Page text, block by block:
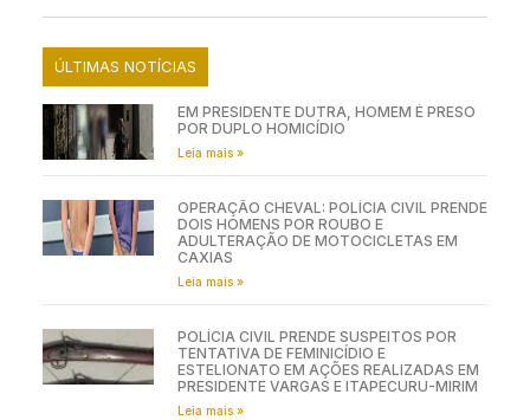
ÚLTIMAS NOTÍCIAS
EM PRESIDENTE DUTRA, HOMEM É PRESO
POR DUPLO HOMICÍDIO
Leia mais »
OPERAÇÃO CHEVAL: POLÍCIA CIVIL PRENDE
DOIS HOMENS POR ROUBO E
ADULTERAÇÃO DE MOTOCICLETAS EM
CAXIAS
Leia mais »
POLÍCIA CIVIL PRENDE SUSPEITOS POR
TENTATIVA DE FEMINICÍDIO E
ESTELIONATO EM AÇÕES REALIZADAS EM
PRESIDENTE VARGAS E ITAPECURU-MIRIM
Leia mais »